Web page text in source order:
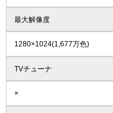
最大解像度
1280×1024(1,677万色)
TVチューナ
×